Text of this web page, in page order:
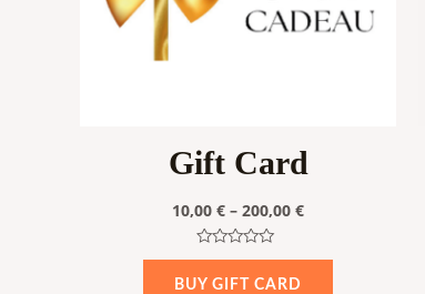
Gift Card
10,00 € – 200,00 €
Rated
out
BUY GIFT CARD
options